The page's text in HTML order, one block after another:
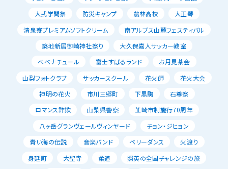
大弐学問祭
防災キャンプ 農林高校
大正琴
清泉寮プレミアムソフトクリーム
南アルプス山麓フェスティバル
築地新居御崎神社祭り
大久保嘉人サッカー教室
べべナチュール
富士すばるランド
お月見茶会
山梨フォトクラブ
サッカースクール 花火師
花火大会
神明の花火
市川三郷町 下黒駒
石尊祭
ロマンス詐欺
山梨県警察
韮崎市制施行70周年
八ヶ岳グランヴェールヴィンヤード
チョン・ジヒョン
青い海の伝説
音楽バンド ベリーダンス
火渡り
身延町
大聖寺 柔道
照英の全国チャレンジの旅